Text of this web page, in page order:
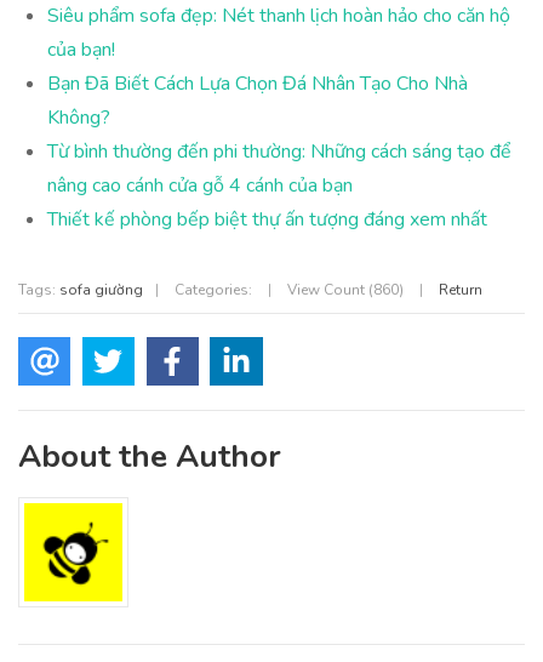
Siêu phẩm sofa đẹp: Nét thanh lịch hoàn hảo cho căn hộ
của bạn!
Bạn Đã Biết Cách Lựa Chọn Đá Nhân Tạo Cho Nhà
Không?
Từ bình thường đến phi thường: Những cách sáng tạo để
nâng cao cánh cửa gỗ 4 cánh của bạn
Thiết kế phòng bếp biệt thự ấn tượng đáng xem nhất
Tags: sofa giường | Categories: | View Count (860) | Return
About the Author